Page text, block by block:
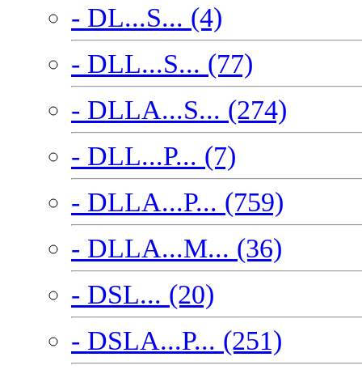
- DL...S... (4)
- DLL...S... (77)
- DLLA...S... (274)
- DLL...P... (7)
- DLLA...P... (759)
- DLLA...M... (36)
- DSL... (20)
- DSLA...P... (251)